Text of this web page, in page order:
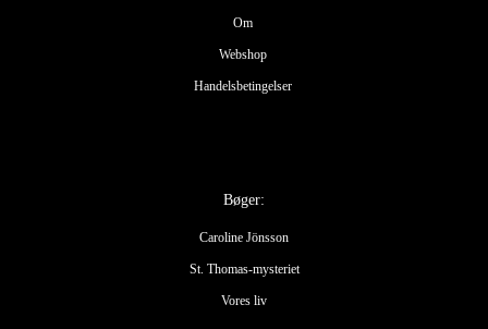
Om
Webshop
Handelsbetingelser
Bøger:
Caroline Jönsson
St. Thomas-mysteriet
Vores liv